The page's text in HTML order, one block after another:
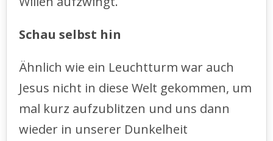
Schau selbst hin
Ähnlich wie ein Leuchtturm war auch
Jesus nicht in diese Welt gekommen, um
mal kurz aufzublitzen und uns dann
wieder in unserer Dunkelheit